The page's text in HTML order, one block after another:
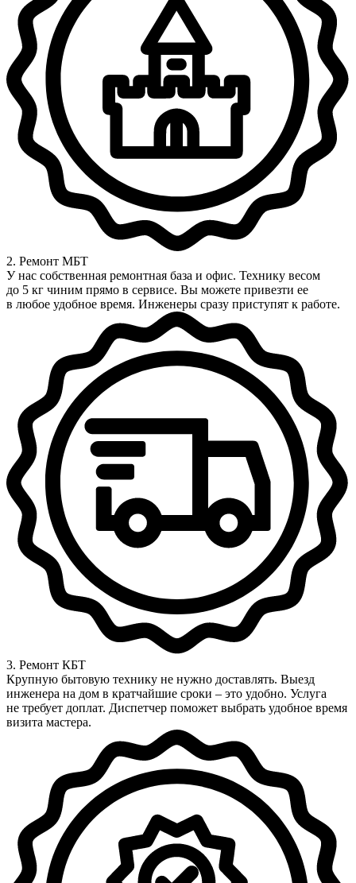
2. Ремонт МБТ
У нас собственная ремонтная база и офис. Технику весом
до 5 кг чиним прямо в сервисе. Вы можете привезти ее
в любое удобное время. Инженеры сразу приступят к работе.
3. Ремонт КБТ
Крупную бытовую технику не нужно доставлять. Выезд
инженера на дом в кратчайшие сроки – это удобно. Услуга
не требует доплат. Диспетчер поможет выбрать удобное время
визита мастера.